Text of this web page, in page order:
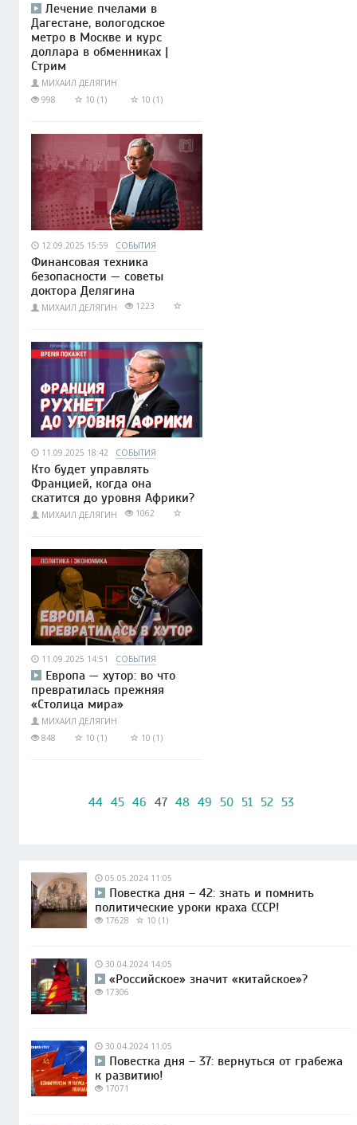
Лечение пчелами в
Дагестане, вологодское
метро в Москве и курс
доллара в обменниках |
Стрим
МИХАИЛ ДЕЛЯГИН
998
10 (1) 10 (1)
12.09.2025 15:59 СОБЫТИЯ
Финансовая техника
безопасности — советы
доктора Делягина
МИХАИЛ ДЕЛЯГИН 1223
11.09.2025 18:42 СОБЫТИЯ
Кто будет управлять
Францией, когда она
скатится до уровня Африки?
МИХАИЛ ДЕЛЯГИН 1062
11.09.2025 14:51 СОБЫТИЯ
Европа — хутор: во что
превратилась прежняя
«Столица мира»
МИХАИЛ ДЕЛЯГИН
848
10 (1) 10 (1)
44 45 46 47 48 49 50 51 52 53
05.05.2024 11:05
Повестка дня – 42: знать и помнить
политические уроки краха СССР!
17628 10 (1)
30.04.2024 14:05
«Российское» значит «китайское»?
17306
30.04.2024 11:05
Повестка дня – 37: вернуться от грабежа
к развитию!
17071